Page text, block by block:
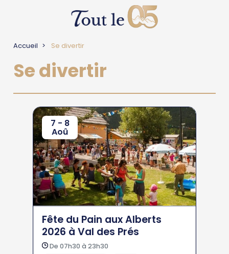
Accueil Se divertir
Se divertir
7 - 8
Aoû
Fête du Pain aux Alberts
2026 à Val des Prés
De 07h30 à 23h30